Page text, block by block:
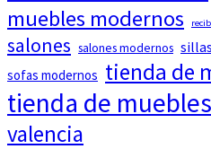
muebles modernos
salones salones modernos sillas
sofas modernos tienda de
tienda de
valencia